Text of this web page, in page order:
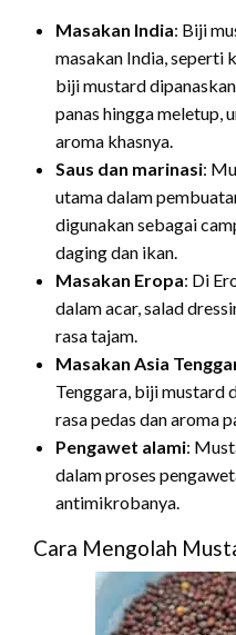
Masakan India: Biji
masakan India, seperti
biji mustard
panas hingga meletup,
aroma khasnya.
Saus dan marinasi:
utama dalam
digunakan sebagai
daging dan ikan.
Masakan Eropa: Di
dalam acar, salad
rasa tajam.
Masakan Asia
Tenggara, biji mustard
rasa pedas dan aroma
Pengawet alami:
dalam proses
antimikrobanya.
Cara Mengolah